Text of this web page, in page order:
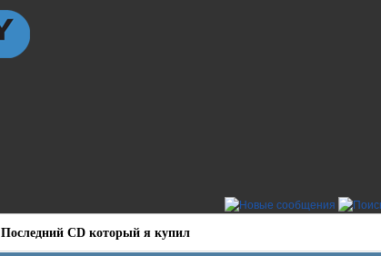
Последний CD который я купил